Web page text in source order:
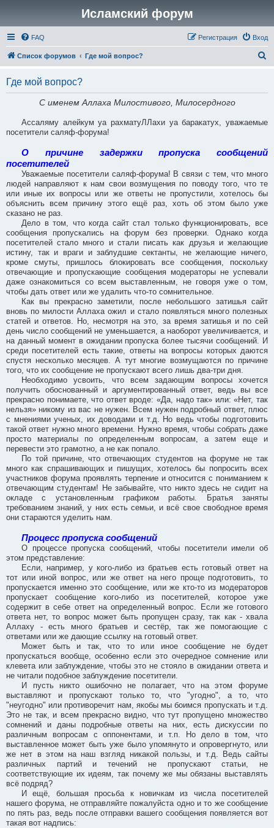
Исламский форум
FAQ Вход
Регистрация
Список форумов Где мой вопрос?
Где мой вопрос?
С именем Аллаха Милостивого, Милосердного
Ассаляму алейкум уа рахматуЛЛахи уа баракатух, уважаемые
посетители саляф-форума!
О причине задержки пропуска сообщений
посетителей
Уважаемые посетители саляф-форума! В связи с тем, что много
людей направляют к нам свои возмущения по поводу того, что те
или иные их вопросы или же ответы не пропустили, хотелось бы
объяснить всем причину этого ещё раз, хоть об этом было уже
сказано не раз.
Дело в том, что когда сайт стал только функционировать, все
сообщения пропускались на форум без проверки. Однако когда
посетителей стало много и стали писать как друзья и желающие
истину, так и враги и заблудшие сектанты, не желающие ничего,
кроме смуты, пришлось блокировать все сообщения, поскольку
отвечающие и пропускающие сообщения модераторы не успевали
даже ознакомиться со всем выставленным, не говоря уже о том,
чтобы дать ответ или же удалить что-то сомнительное.
Как вы прекрасно заметили, после небольшого затишья сайт
вновь по милости Аллаха ожил и стало появляться много полезных
статей и ответов. Но, несмотря на это, за время затишья и по сей
день число сообщений не уменьшается, а наоборот увеличивается, и
на данный момент в ожидании пропуска более тысячи сообщений. И
среди посетителей есть такие, ответы на вопросы которых даются
спустя несколько месяцев. А тут многие возмущаются по причине
того, что их сообщение не пропускают всего лишь два-три дня.
Необходимо усвоить, что всем задающим вопросы хочется
получить обоснованный и аргументированный ответ, ведь вы все
прекрасно понимаете, что ответ вроде: «Да, надо так» или: «Нет, так
нельзя» никому из вас не нужен. Всем нужен подробный ответ, плюс
с мнениями ученых, их доводами и т.д. Но ведь чтобы подготовить
такой ответ нужно много времени. Нужно время, чтобы собрать даже
просто материалы по определенным вопросам, а затем еще и
перевести это грамотно, а не как попало.
По той причине, что отвечающих студентов на форуме не так
много как спрашивающих и пишущих, хотелось бы попросить всех
участников форума проявлять терпение и относится с пониманием к
отвечающим студентам! Не забывайте, что никто здесь не сидит на
окладе с установленным графиком работы. Братья заняты
требованием знаний, у них есть семьи, и всё свое свободное время
они стараются уделить нам.
Процесс пропуска сообщений
О процессе пропуска сообщений, чтобы посетители имели об
этом представление:
Если, например, у кого-либо из братьев есть готовый ответ на
тот или иной вопрос, или же ответ на него проще подготовить, то
пропускается именно это сообщение, или же кто-то из модераторов
пропускает сообщение кого-либо из посетителей, которое уже
содержит в себе ответ на определенный вопрос. Если же готового
ответа нет, то вопрос может быть пропущен сразу, так как - хвала
Аллаху - есть много братьев и сестёр, так же помогающие с
ответами или же дающие ссылку на готовый ответ.
Может быть и так, что то или иное сообщение не будет
пропускаться вообще, особенно если это очередное сомнение или
клевета или заблуждение, чтобы это не стояло в ожидании ответа и
не читали подобное заблуждение посетители.
И пусть никто ошибочно не полагает, что на этом форуме
выставляют и пропускают только то, что "угодно", а то, что
"неугодно" или противоречит нам, якобы мы боимся пропускать и т.д.
Это не так, и всем прекрасно видно, что тут пропущено множество
сомнений и даны подробные ответы на них, есть дискуссии по
различным вопросам с оппонентами, и т.п. Но дело в том, что
выставленное может быть уже было упомянуто и опровергнуто, или
же нет в этом на наш взгляд никакой пользы, и т.д. Ведь сайты
различных партий и течений не пропускают статьи, не
соответствующие их идеям, так почему же мы обязаны выставлять
всё подряд?
И ещё, большая просьба к новичкам из числа посетителей
нашего форума, не отправляйте пожалуйста одно и то же сообщение
по пять раз, ведь после отправки вашего сообщения появляется вот
такая вот надпись: